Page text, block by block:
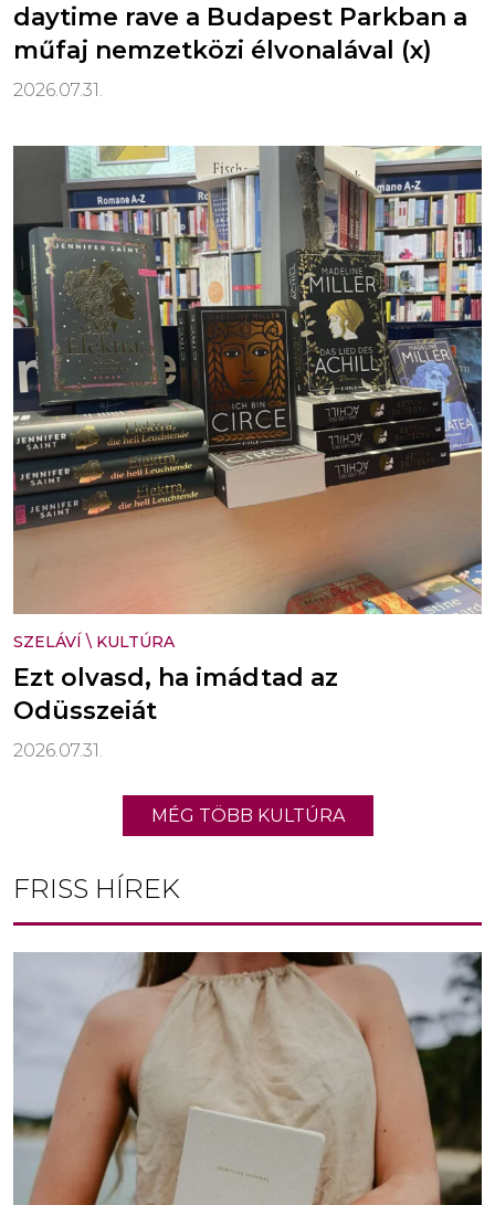
daytime rave a Budapest Parkban a
műfaj nemzetközi élvonalával (x)
2026.07.31.
SZELÁVÍ \ KULTÚRA
Ezt olvasd, ha imádtad az
Odüsszeiát
2026.07.31.
MÉG TÖBB KULTÚRA
FRISS HÍREK